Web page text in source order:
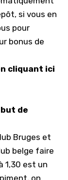
si vous en
pour
bonus de
cliquant ici
de
Bruges et
belge faire
1,30 est un
on